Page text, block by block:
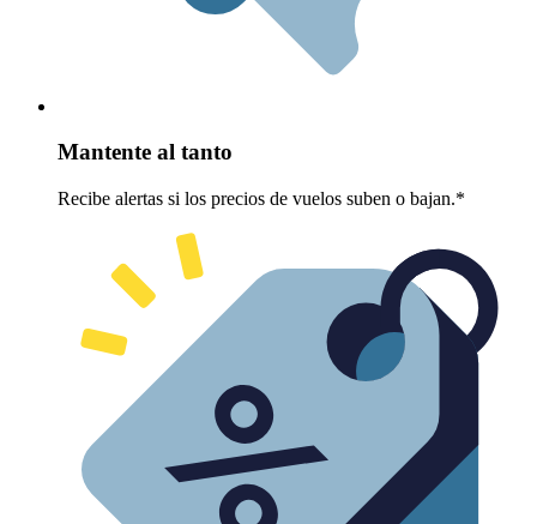
Mantente al tanto
Recibe alertas si los precios de vuelos suben o bajan.*